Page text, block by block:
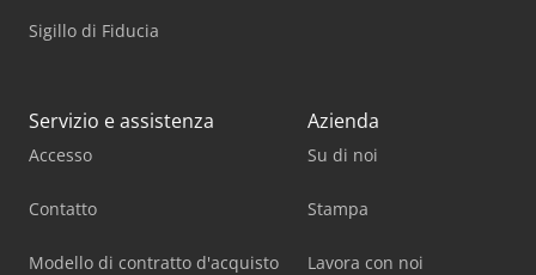
Sigillo di Fiducia
Servizio e assistenza
Accesso
Contatto
Modello di contratto d'acquisto
Azienda
Su di noi
Stampa
Lavora con noi